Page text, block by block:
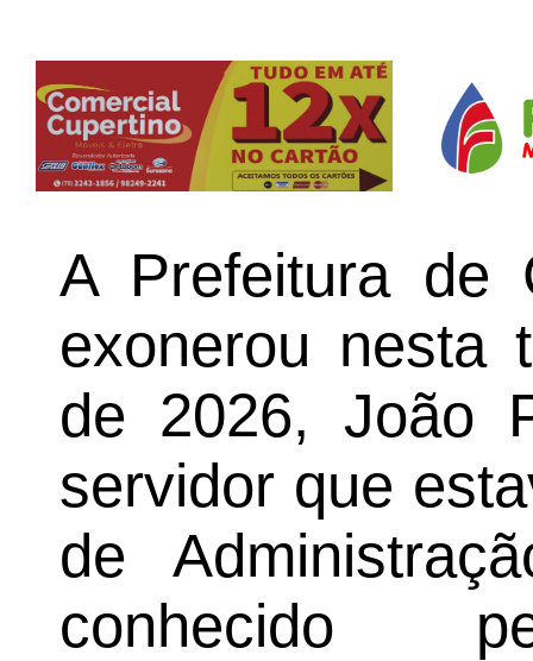
A Prefeitura de
exonerou nesta
de 2026, João
servidor que
de
conhecido